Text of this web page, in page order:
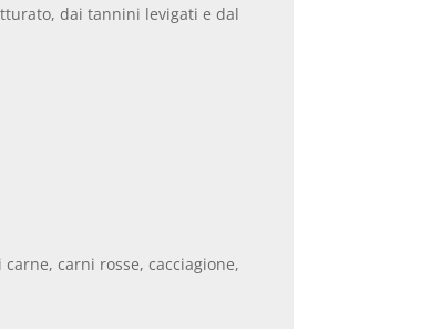
dai tannini levigati e dal
carni rosse, cacciagione,